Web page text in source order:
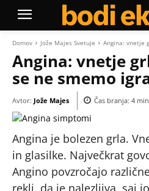
Domov Jože Majes Svetuje Angina: vnetje
Angina: vnetje
se ne smemo
Avtor: Jože Majes Čas branja: 4
Angina je bolezen grla.
in glasilke. Največkrat
Angino povzročajo
rekli, da je nalezljiva, saj